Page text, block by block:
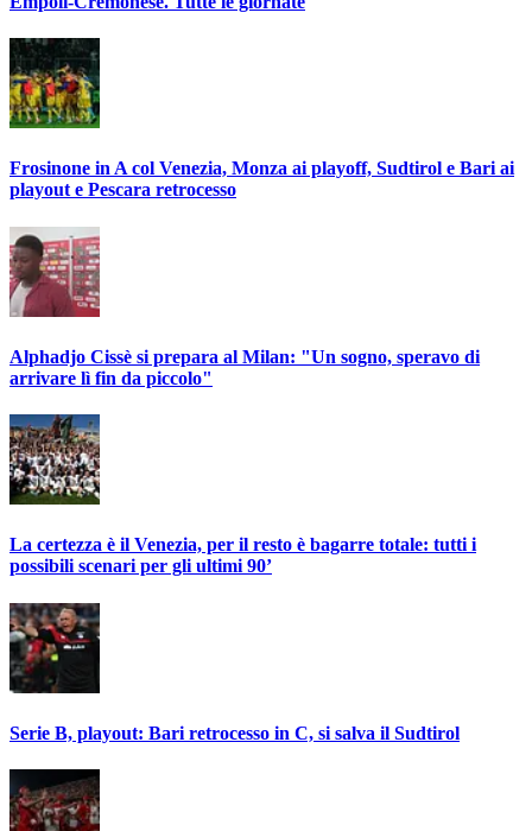
Frosinone in A col Venezia, Monza ai playoff, Sudtirol e Bari ai
playout e Pescara retrocesso
Alphadjo Cissè si prepara al Milan: "Un sogno, speravo di
arrivare lì fin da piccolo"
La certezza è il Venezia, per il resto è bagarre totale: tutti i
possibili scenari per gli ultimi 90’
Serie B, playout: Bari retrocesso in C, si salva il Sudtirol